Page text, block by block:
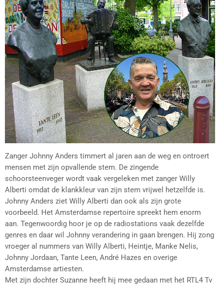
Zanger Johnny Anders timmert al jaren aan de weg en ontroert
mensen met zijn opvallende stem. De zingende
schoorsteenveger wordt vaak vergeleken met zanger Willy
Alberti omdat de klankkleur van zijn stem vrijwel hetzelfde is.
Johnny Anders ziet Willy Alberti dan ook als zijn grote
voorbeeld. Het Amsterdamse repertoire spreekt hem enorm
aan. Tegenwoordig hoor je op de radiostations vaak dezelfde
genres en daar wil Johnny verandering in gaan brengen. Hij zong
vroeger al nummers van Willy Alberti, Heintje, Manke Nelis,
Johnny Jordaan, Tante Leen, André Hazes en overige
Amsterdamse artiesten.
Met zijn dochter Suzanne heeft hij mee gedaan met het RTL4 Tv